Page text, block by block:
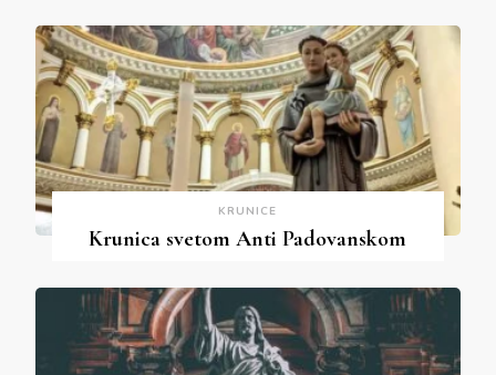
KRUNICE
Krunica svetom Anti Padovanskom